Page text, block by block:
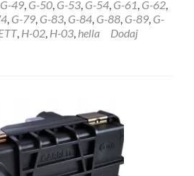
G-49, G-50, G-53, G-54, G-61, G-62,
, G-79, G-83, G-84, G-88, G-89, G-
, H-02, H-03, hella
Dodaj